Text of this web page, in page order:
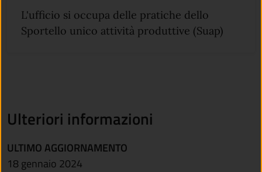
L'ufficio si occupa delle pratiche dello
Sportello unico attività produttive (Suap)
Ulteriori informazioni
ULTIMO AGGIORNAMENTO
18 gennaio 2024